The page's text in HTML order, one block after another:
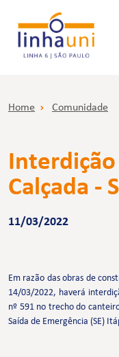
Home Comunidade
Interdição
Calçada -
11/03/2022
Em razão das obras de
14/03/2022, haverá
nº 591 no trecho do
Saída de Emergência (SE)